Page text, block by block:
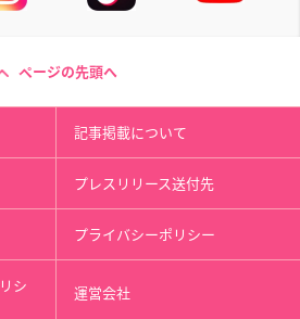
ページの先頭へ
記事掲載について
プレスリリース送付先
プライバシーポリシー
シ 運営会社